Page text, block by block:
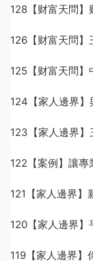
128【财富天問
126【财富天問
125【财富天問
124【家人邊界
123【家人邊界
122【案例】讓
121【家人邊界】
120【家人邊界
119【家人邊界】